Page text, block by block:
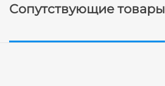
Сопутствующие товары